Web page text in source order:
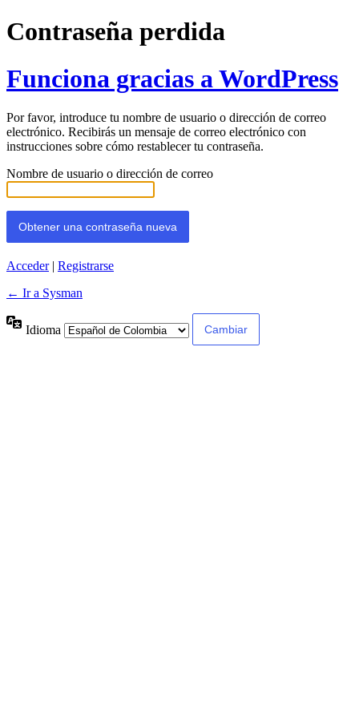
Contraseña perdida
Funciona gracias a WordPress
Por favor, introduce tu nombre de usuario o dirección de correo
electrónico. Recibirás un mensaje de correo electrónico con
instrucciones sobre cómo restablecer tu contraseña.
Nombre de usuario o dirección de correo
Acceder| Registrarse
← Ir a Sysman
Idioma